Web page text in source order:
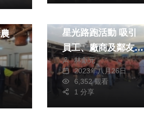
星光路跑活動 吸引
員工、廠商及鄰友約
1500人參加
林獻元
2023年八月26日
6,352 觀看
1 分享